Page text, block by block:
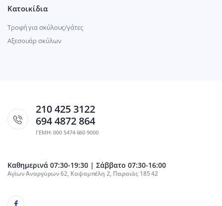
Κατοικίδια
Τροφή για σκύλους/γάτες
Αξεσουάρ σκύλων
210 425 3122
694 4872 864
ΓΕΜΗ: 000 5474 660 9000
Καθημερινά 07:30-19:30 | Σάββατο 07:30-16:00
Αγίων Αναργύρων 62, Καψαμπέλη 2, Πειραιάς 185 42